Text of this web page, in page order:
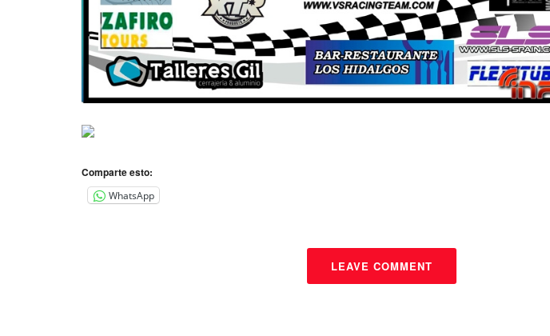
Comparte esto:
WhatsApp
LEAVE COMMENT